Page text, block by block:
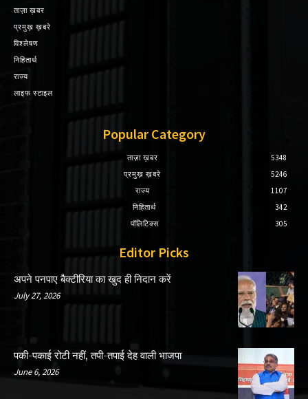
ताज़ा ख़बर
प्रमुख़ ख़बरे
विश्लेषण
निहितार्थ
राज्य
लाइफ स्टाइल
Popular Category
ताज़ा ख़बर
5348
प्रमुख़ ख़बरे
5246
राज्य
1107
निहितार्थ
342
पॉलिटिक्स
305
Editor Picks
अपने पनपाए बैक्टीरिया का खुद ही निदान करें
July 27, 2026
पकी-पकाई रोटी नहीं, तपी-तपाई देह वाली भाजपा
June 6, 2026